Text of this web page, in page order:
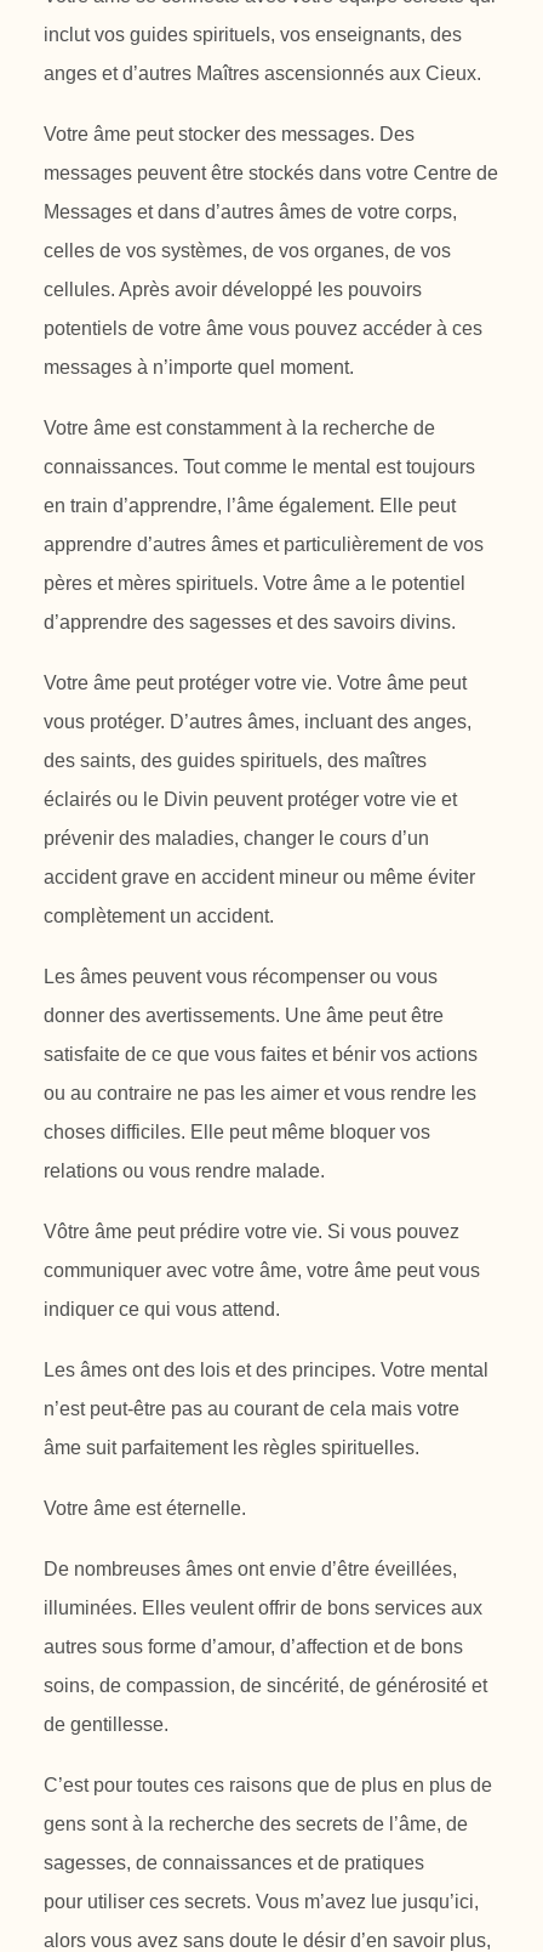
inclut vos guides spirituels, vos enseignants, des
anges et d’autres Maîtres ascensionnés aux Cieux.
Votre âme peut stocker des messages. Des
messages peuvent être stockés dans votre Centre de
Messages et dans d’autres âmes de votre corps,
celles de vos systèmes, de vos organes, de vos
cellules. Après avoir développé les pouvoirs
potentiels de votre âme vous pouvez accéder à ces
messages à n’importe quel moment.
Votre âme est constamment à la recherche de
connaissances. Tout comme le mental est toujours
en train d’apprendre, l’âme également. Elle peut
apprendre d’autres âmes et particulièrement de vos
pères et mères spirituels. Votre âme a le potentiel
d’apprendre des sagesses et des savoirs divins.
Votre âme peut protéger votre vie. Votre âme peut
vous protéger. D’autres âmes, incluant des anges,
des saints, des guides spirituels, des maîtres
éclairés ou le Divin peuvent protéger votre vie et
prévenir des maladies, changer le cours d’un
accident grave en accident mineur ou même éviter
complètement un accident.
Les âmes peuvent vous récompenser ou vous
donner des avertissements. Une âme peut être
satisfaite de ce que vous faites et bénir vos actions
ou au contraire ne pas les aimer et vous rendre les
choses difficiles. Elle peut même bloquer vos
relations ou vous rendre malade.
Vôtre âme peut prédire votre vie. Si vous pouvez
communiquer avec votre âme, votre âme peut vous
indiquer ce qui vous attend.
Les âmes ont des lois et des principes. Votre mental
n’est peut-être pas au courant de cela mais votre
âme suit parfaitement les règles spirituelles.
Votre âme est éternelle.
De nombreuses âmes ont envie d’être éveillées,
illuminées. Elles veulent offrir de bons services aux
autres sous forme d’amour, d’affection et de bons
soins, de compassion, de sincérité, de générosité et
de gentillesse.
C’est pour toutes ces raisons que de plus en plus de
gens sont à la recherche des secrets de l’âme, de
sagesses, de connaissances et de pratiques
pour utiliser ces secrets. Vous m’avez lue jusqu’ici,
alors vous avez sans doute le désir d’en savoir plus,